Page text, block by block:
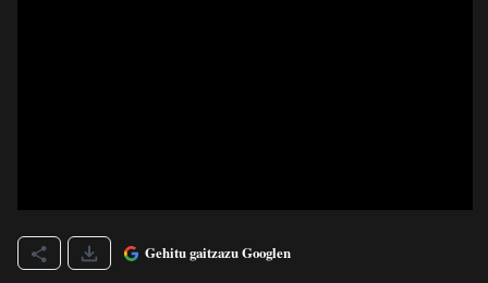
Gehitu gaitzazu Googlen